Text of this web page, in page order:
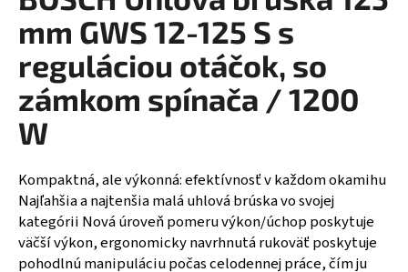
mm GWS 12-125 S s
reguláciou otáčok, so
zámkom spínača / 1200
W
Kompaktná, ale výkonná: efektívnosť v každom okamihu
Najľahšia a najtenšia malá uhlová brúska vo svojej
kategórii Nová úroveň pomeru výkon/úchop poskytuje
väčší výkon, ergonomicky navrhnutá rukoväť poskytuje
pohodlnú manipuláciu počas celodennej práce, čím ju
á
j
s
ť
?
HĽADAŤ